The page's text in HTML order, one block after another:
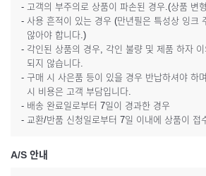
- 고객의 부주의로 상품이 파손된 경우.(상품 변
- 사용 흔적이 있는 경우 (만년필은 특성상 잉크
않아야 합니다.)
- 각인된 상품의 경우, 각인 불량 및 제품 하자
되지 않습니다.
- 구매 시 사은품 등이 있을 경우 반납하셔야 하
시 비용은 고객 부담입니다.
- 배송 완료일로부터 7일이 경과한 경우
- 교환/반품 신청일로부터 7일 이내에 상품이 접
A/S 안내